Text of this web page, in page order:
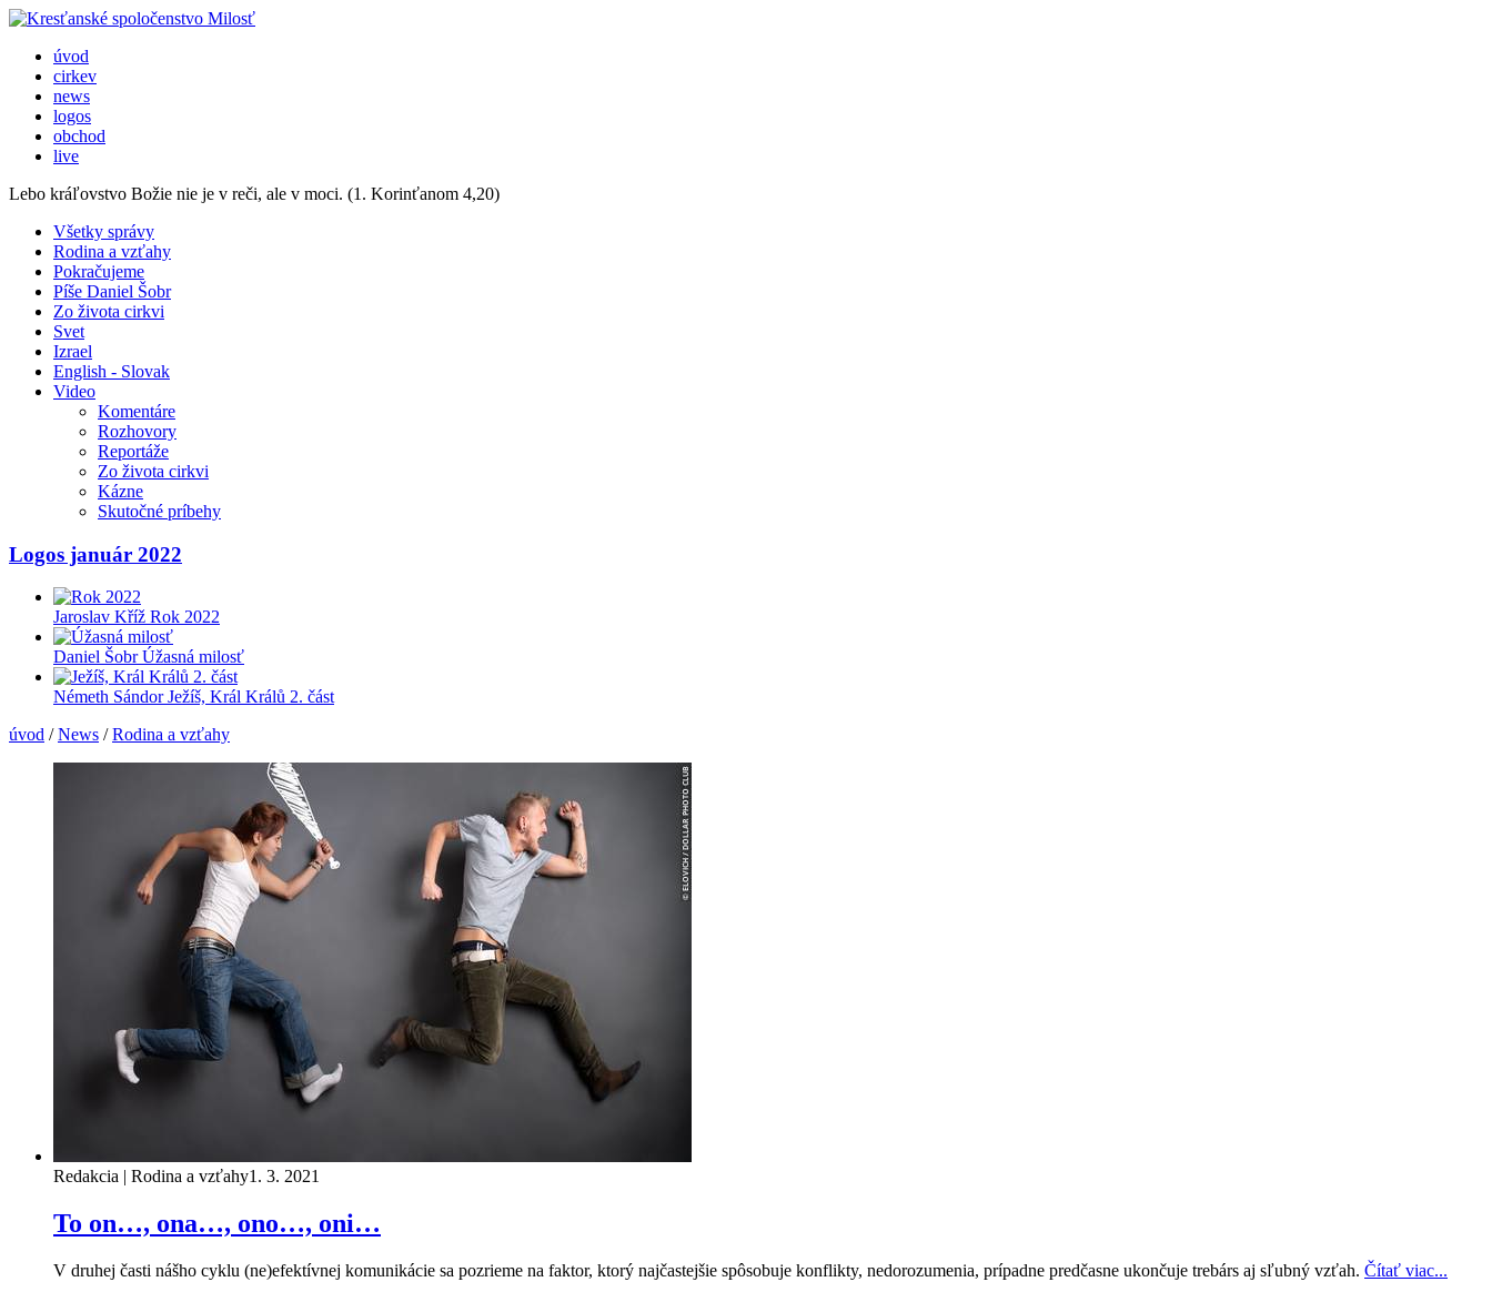
úvod
cirkev
news
logos
obchod
live
Lebo kráľovstvo Božie nie je v reči, ale v moci. (1. Korinťanom 4,20)
Všetky správy
Rodina a vzťahy
Pokračujeme
Píše Daniel Šobr
Zo života cirkvi
Svet
Izrael
English - Slovak
Video
Komentáre
Rozhovory
Reportáže
Zo života cirkvi
Kázne
Skutočné príbehy
Logos január 2022
Jaroslav Kříž Rok 2022
Daniel ŠobrÚžasná milosť
Németh SándorJežíš, Král Králů 2. část
úvod /News /Rodina a vzťahy
Redakcia | Rodina a vzťahy1. 3. 2021
To on…, ona…, ono…, oni…
V druhej časti nášho cyklu (ne)efektívnej komunikácie sa pozrieme na faktor, ktorý najčastejšie spôsobuje konflikty, nedorozumenia, prípadne predčasne ukončuje trebárs aj sľubný vzťah. Čítať viac...